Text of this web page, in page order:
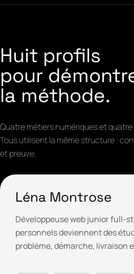
Huit profils
pour
la méthode.
Quatre métiers numériques et
Tous utilisent la même structure :
et preuve.
Léna Montrose
Développeuse web junior full-
personnels deviennent des
problème, démarche, livraison